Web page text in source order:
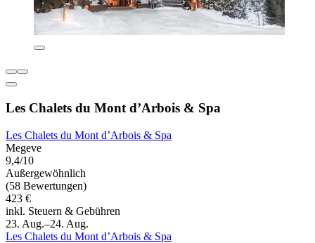
Les Chalets du Mont d’Arbois & Spa
Les Chalets du Mont d’Arbois & Spa
Megeve
9,4/10
Außergewöhnlich
(58 Bewertungen)
423 €
inkl. Steuern & Gebühren
23. Aug.–24. Aug.
Les Chalets du Mont d’Arbois & Spa